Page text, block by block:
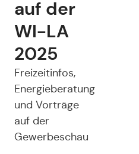
auf der
WI-LA
2025
Freizeitinfos,
Energieberatung
und Vorträge
auf der
Gewerbeschau